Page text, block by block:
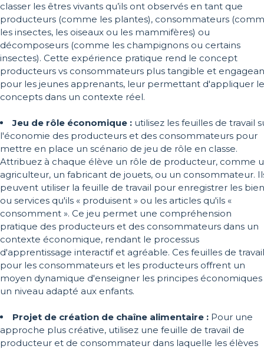
classer les êtres vivants qu’ils ont observés en tant que
producteurs (comme les plantes), consommateurs
les insectes, les oiseaux ou les mammifères) ou
décomposeurs (comme les champignons ou certains
insectes). Cette expérience pratique rend le concept
producteurs vs consommateurs plus tangible et
pour les jeunes apprenants, leur permettant d'appliquer
concepts dans un contexte réel.
Jeu de rôle économique : utilisez les feuilles de travail
l'économie des producteurs et des consommateurs pour
mettre en place un scénario de jeu de rôle en classe.
Attribuez à chaque élève un rôle de producteur, comme
agriculteur, un fabricant de jouets, ou un consommateur.
peuvent utiliser la feuille de travail pour enregistrer les
ou services qu'ils « produisent » ou les articles qu'ils «
consomment ». Ce jeu permet une compréhension
pratique des producteurs et des consommateurs dans un
contexte économique, rendant le processus
d'apprentissage interactif et agréable. Ces feuilles de travail
pour les consommateurs et les producteurs offrent un
moyen dynamique d'enseigner les principes économiques
un niveau adapté aux enfants.
Projet de création de chaîne alimentaire : Pour une
approche plus créative, utilisez une feuille de travail de
producteur et de consommateur dans laquelle les élèves